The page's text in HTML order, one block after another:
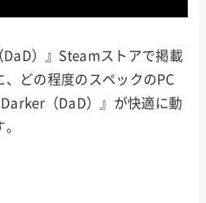
）』Steamストアで掲載
、どの程度のスペックのPC
（DaD）』が快適に動